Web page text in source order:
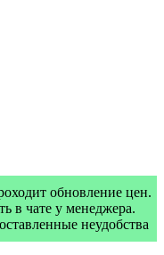
обновление цен.
в чате у менеджера.
неудобства